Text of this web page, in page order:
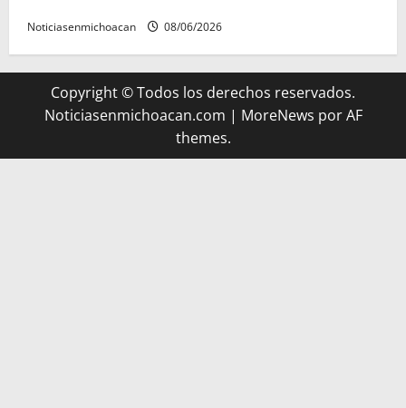
Noticiasenmichoacan 08/06/2026
Copyright © Todos los derechos reservados.
Noticiasenmichoacan.com | MoreNews por AF
themes.